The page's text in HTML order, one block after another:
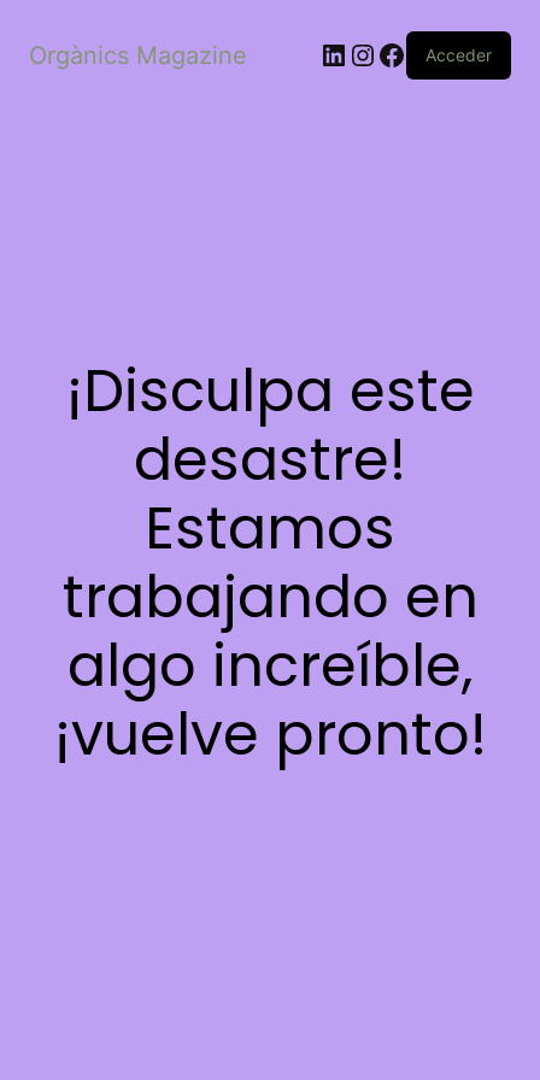
Orgànics Magazine LinkedIn
Instagram
Facebook
Acceder
¡Disculpa este
desastre!
Estamos
trabajando en
algo increíble,
¡vuelve pronto!